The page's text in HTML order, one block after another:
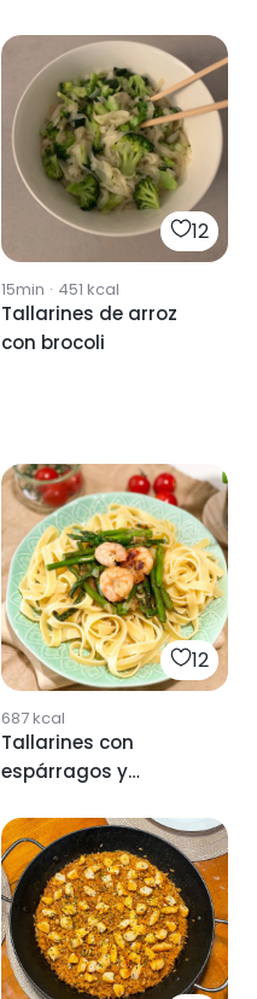
12
15min · 451 kcal
Tallarines de arroz
con brocoli
12
687kcal
Tallarines con
espárragos y